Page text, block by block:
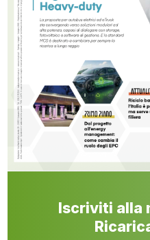
Iscriviti alla